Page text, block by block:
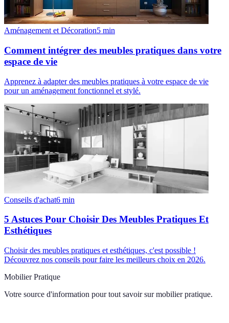
Aménagement et Décoration5 min
Comment intégrer des meubles pratiques dans votre
espace de vie
Apprenez à adapter des meubles pratiques à votre espace de vie
pour un aménagement fonctionnel et stylé.
Conseils d'achat6 min
5 Astuces Pour Choisir Des Meubles Pratiques Et
Esthétiques
Choisir des meubles pratiques et esthétiques, c'est possible !
Découvrez nos conseils pour faire les meilleurs choix en 2026.
Mobilier Pratique
Votre source d'information pour tout savoir sur mobilier pratique.